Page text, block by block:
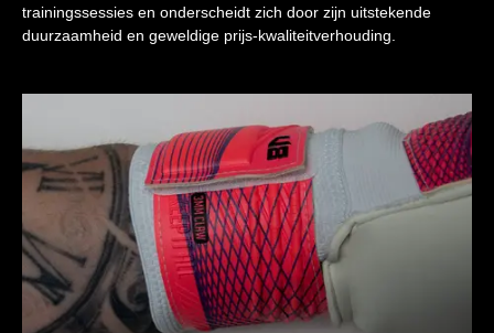
trainingssessies en onderscheidt zich door zijn uitstekende
duurzaamheid en geweldige prijs-kwaliteitverhouding.